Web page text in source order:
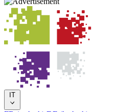
IT